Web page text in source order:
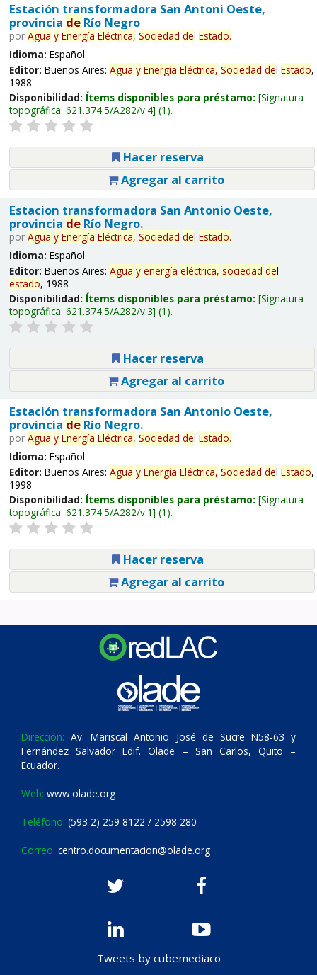
Estación transformadora San Antoni Oeste,
provincia deRío Negro
por Agua y Energía Eléctrica, Sociedad del Estado.
Idioma: Español
Editor: Buenos Aires: Agua y Energía Eléctrica, Sociedad del Estado,
1988
Disponibilidad: Ítems disponibles para préstamo: Signatura
topográfica: 621.374.5/A282/v.4 (1).
Hacer reserva
Agregar al carrito
Estacion transformadora San Antonio Oeste,
provincia deRío Negro.
por Agua y Energía Eléctrica, Sociedad del Estado.
Idioma: Español
Editor: Buenos Aires: Agua y energía eléctrica, sociedad del
estado, 1988
Disponibilidad: Ítems disponibles para préstamo: Signatura
topográfica: 621.374.5/A282/v.3 (1).
Hacer reserva
Agregar al carrito
Estación transformadora San Antonio Oeste,
provincia deRío Negro.
por Agua y Energía Eléctrica, Sociedad del Estado.
Idioma: Español
Editor: Buenos Aires: Agua y Energía Eléctrica, Sociedad del Estado,
1998
Disponibilidad: Ítems disponibles para préstamo: Signatura
topográfica: 621.374.5/A282/v.1 (1).
Hacer reserva
Agregar al carrito
Dirección: Av. Mariscal Antonio José de Sucre N58-63 y
Fernández Salvador Edif. Olade – San Carlos, Quito –
Ecuador.
Web: www.olade.org
Teléfono: (593 2) 259 8122 / 2598 280
Correo: centro.documentacion@olade.org
Tweets by cubemediaco